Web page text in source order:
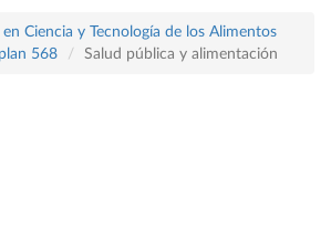
Ciencia y Tecnología de los Alimentos
568
Salud pública y alimentación